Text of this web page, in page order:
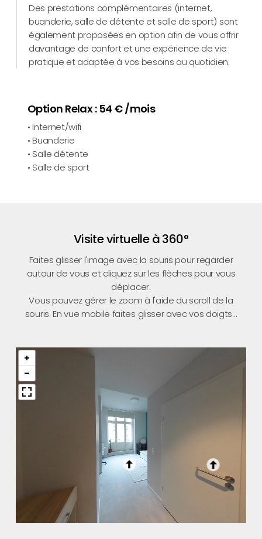
Des prestations complémentaires (internet,
buanderie, salle de détente et salle de sport) sont
également proposées en option afin de vous offrir
davantage de confort et une expérience de vie
pratique et adaptée à vos besoins au quotidien.
Option Relax : 54 € /mois
• Internet/wifi
• Buanderie
• Salle détente
• Salle de sport
Visite virtuelle à 360°
Faites glisser l'image avec la souris pour regarder
autour de vous et cliquez sur les flèches pour vous
déplacer.
Vous pouvez gérer le zoom à l'aide du scroll de la
souris. En vue mobile faites glisser avec vos doigts...